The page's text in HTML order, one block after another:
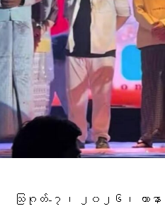
သြဂုတ်-၇၊ ၂၀၂၆၊ ဟာနာဆန်